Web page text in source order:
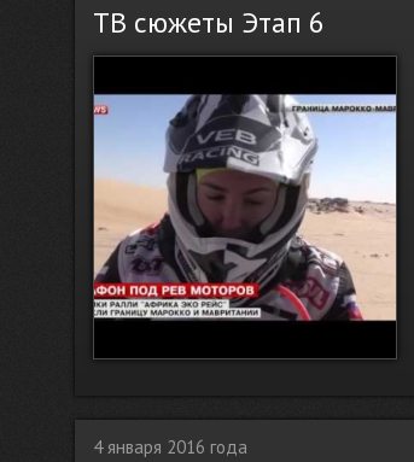
ТВ сюжеты Этап 6
4 января 2016 года